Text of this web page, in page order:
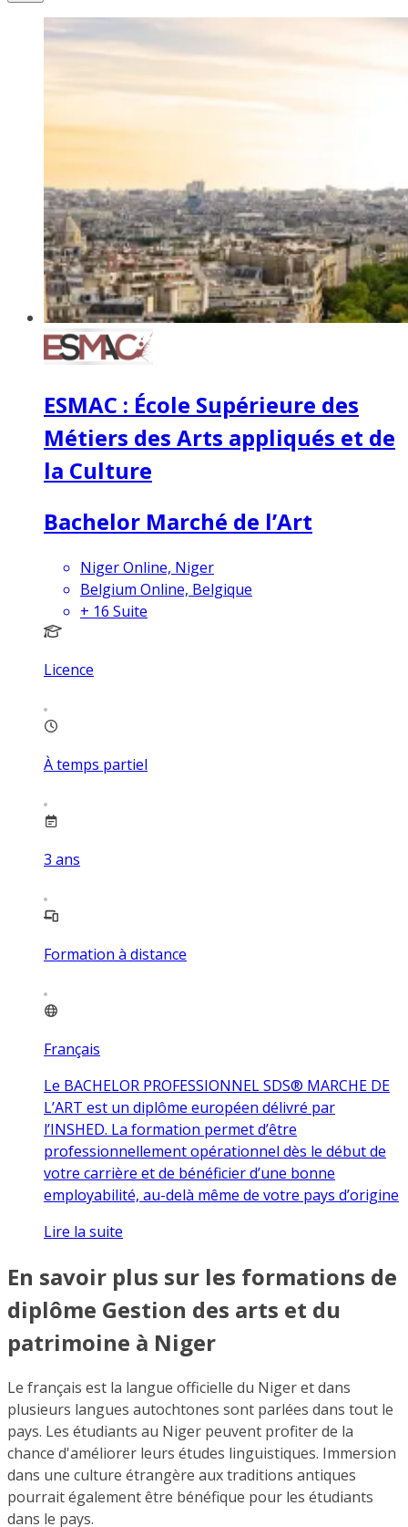
ESMAC : École Supérieure des
Métiers des Arts appliqués et de
la Culture
Bachelor Marché de l’Art
Niger Online, Niger
Belgium Online, Belgique
+ 16 Suite
Licence
À temps partiel
3 ans
Formation à distance
Français
Le BACHELOR PROFESSIONNEL SDS® MARCHE DE
L’ART est un diplôme européen délivré par
l’INSHED. La formation permet d’être
professionnellement opérationnel dès le début de
votre carrière et de bénéficier d’une bonne
employabilité, au-delà même de votre pays d’origine
Lire la suite
En savoir plus sur les formations de
diplôme Gestion des arts et du
patrimoine à Niger
Le français est la langue officielle du Niger et dans
plusieurs langues autochtones sont parlées dans tout le
pays. Les étudiants au Niger peuvent profiter de la
chance d'améliorer leurs études linguistiques. Immersion
dans une culture étrangère aux traditions antiques
pourrait également être bénéfique pour les étudiants
dans le pays.